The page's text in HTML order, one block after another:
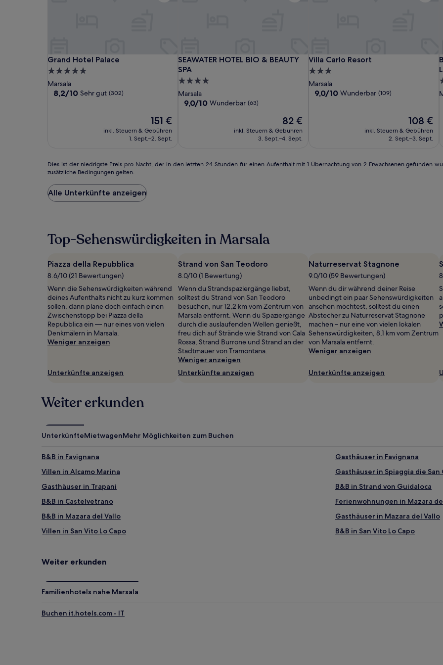
Grand
Hotel
Palace
Grand
Hotel
Palace
Grand
Hotel
Palace
Grand Hotel Palace
Grand Hotel Palace
5.0-
Sterne-
Unterkunft
Marsala
8.2
8,2/10 Sehr gut (302)
Der
Preis
beträgt
151 €
inkl. Steuern & Gebühren
1. Sept.–2. Sept.
SEAWATER
HOTEL
BIO
&
BEAUTY
SEAWATER
HOTEL
BIO
SEAWATER HOTEL BIO & BEAUTY
SPA
SEAWATER HOTEL BIO & BEAUTY SPA
4.0-
Sterne-
Unterkunft
Marsala
9.0
9,0/10 Wunderbar (63)
Der
Preis
beträgt
82 €
inkl. Steuern & Gebühren
3. Sept.–4. Sept.
Villa
Carlo
Resort
Villa Carlo Resort
Villa Carlo Resort
3.0-
Sterne-
Unterkunft
Marsala
9.0
9,0/10 Wunderbar (109)
Der
Preis
beträgt
108 €
inkl. Steuern & Gebühren
2. Sept.–3. Sept.
Dies
ist
der
niedrigste
Preis
in
den
24 Stunden
für
einen
Aufenthalt
mit
1 Übernachtung
von
2 Erwachsenen
gefunden
wurde.
Verfügbarkeiten
können
ändern.
Es
zusätzliche
Bedingungen
gelten.
Dies ist der niedrigste Preis pro Nacht, der in den letzten 24 Stunden für einen Aufenthalt mit 1 Übernachtung von 2 Erwachsenen gefunden
zusätzliche Bedingungen gelten.
Alle Unterkünfte anzeigen
Top-Sehenswürdigkeiten in Marsala
Piazza della Repubblica
8.6/10 (21 Bewertungen)
Wenn die Sehenswürdigkeiten während
deines Aufenthalts nicht zu kurz kommen
sollen, dann plane doch einfach einen
Zwischenstopp bei Piazza della
Repubblica ein — nur eines von vielen
Denkmälern in Marsala.
Weniger anzeigen
Unterkünfte anzeigen
Strand von San Teodoro
8.0/10 (1 Bewertung)
Wenn du Strandspaziergänge liebst,
solltest du Strand von San Teodoro
besuchen, nur 12,2 km vom Zentrum von
Marsala entfernt. Wenn du Spaziergänge
durch die auslaufenden Wellen genießt,
freu dich auf Strände wie Strand von Cala
Rossa, Strand Burrone und Strand an der
Stadtmauer von Tramontana.
Weniger anzeigen
Unterkünfte anzeigen
Naturreservat Stagnone
9.0/10 (59 Bewertungen)
Wenn du dir während deiner Reise
unbedingt ein paar Sehenswürdigkeiten
ansehen möchtest, solltest du einen
Abstecher zu Naturreservat Stagnone
machen – nur eine von vielen lokalen
Sehenswürdigkeiten, 8,1 km vom Zentrum
von Marsala entfernt.
Weniger anzeigen
Unterkünfte anzeigen
Weiter erkunden
UnterkünfteMietwagenMehr Möglichkeiten zum Buchen
B&B in Favignana
Gasthäuser in Favignana
Villen in Alcamo Marina
Gasthäuser in Spiaggia die
Gasthäuser in Trapani
B&B in Strand von Guidaloca
B&B in Castelvetrano
Ferienwohnungen in Mazara
B&B in Mazara del Vallo
Gasthäuser in Mazara del Vallo
Villen in San Vito Lo Capo
B&B in San Vito Lo Capo
Ferienwohnungen in Marsala
Ferienwohnungen in Castellammare del Golfo
Weiter erkunden
Familienhotels nahe Marsala
Buchen it.hotels.com - IT